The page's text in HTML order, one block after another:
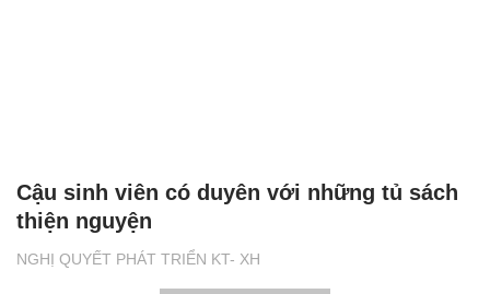
NGHỊ QUYẾT PHÁT TRIỂN KT- XH
Cậu sinh viên có duyên với những tủ sách
thiện nguyện